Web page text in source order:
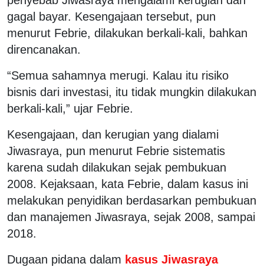
gagal bayar. Kesengajaan tersebut, pun
menurut Febrie, dilakukan berkali-kali, bahkan
direncanakan.
“Semua sahamnya merugi. Kalau itu risiko
bisnis dari investasi, itu tidak mungkin dilakukan
berkali-kali,” ujar Febrie.
Kesengajaan, dan kerugian yang dialami
Jiwasraya, pun menurut Febrie sistematis
karena sudah dilakukan sejak pembukuan
2008. Kejaksaan, kata Febrie, dalam kasus ini
melakukan penyidikan berdasarkan pembukuan
dan manajemen Jiwasraya, sejak 2008, sampai
2018.
Dugaan pidana dalam kasus Jiwasraya